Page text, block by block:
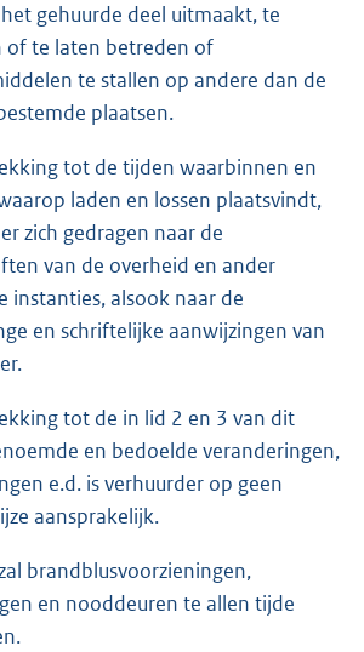
gehuurde deel uitmaakt, te
of te laten betreden of
te stallen op andere dan de
plaatsen.
tot de tijden waarbinnen en
laden en lossen plaatsvindt,
zich gedragen naar de
van de overheid en ander
instanties, alsook naar de
en schriftelijke aanwijzingen van
tot de in lid 2 en 3 van dit
en bedoelde veranderingen,
e.d. is verhuurder op geen
aansprakelijk.
brandblusvoorzieningen,
en nooddeuren te allen tijde